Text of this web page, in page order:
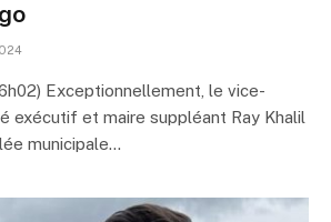
Exceptionnellement, le vice-
exécutif et maire suppléant Ray Khalil
municipale…